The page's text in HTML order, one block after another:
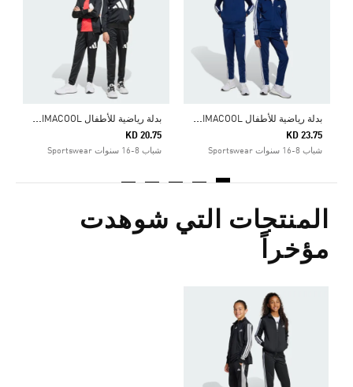
ب
دلة رياضية للأطفال ESSENTIALS CLIMACOOL
KD 23.75
شباب 8-16 سنوات Sportswear
ب
دلة رياضية للأطفال ESSENTIALS CLIMACOOL
KD 20.75
شباب 8-16 سنوات Sportswear
المنتجات التي شوهدت
مؤخراً